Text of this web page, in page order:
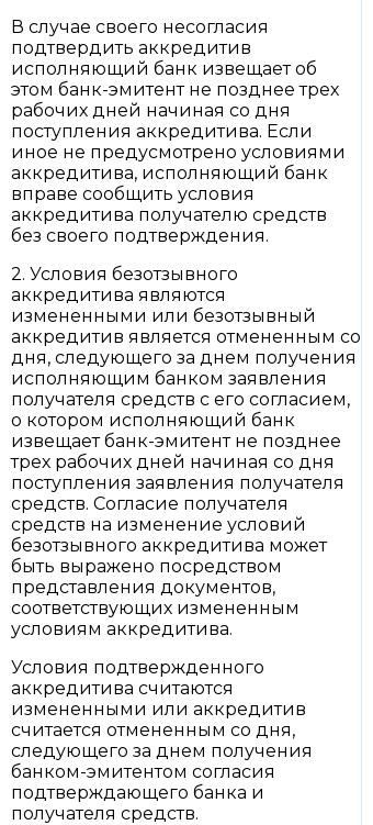
В случае своего несогласия
подтвердить аккредитив
исполняющий банк извещает об
этом банк-эмитент не позднее трех
рабочих дней начиная со дня
поступления аккредитива. Если
иное не предусмотрено условиями
аккредитива, исполняющий банк
вправе сообщить условия
аккредитива получателю средств
без своего подтверждения.
2. Условия безотзывного
аккредитива являются
измененными или безотзывный
аккредитив является отмененным со
дня, следующего за днем получения
исполняющим банком заявления
получателя средств с его согласием,
о котором исполняющий банк
извещает банк-эмитент не позднее
трех рабочих дней начиная со дня
поступления заявления получателя
средств. Согласие получателя
средств на изменение условий
безотзывного аккредитива может
быть выражено посредством
представления документов,
соответствующих измененным
условиям аккредитива.
Условия подтвержденного
аккредитива считаются
измененными или аккредитив
считается отмененным со дня,
следующего за днем получения
банком-эмитентом согласия
подтверждающего банка и
получателя средств.